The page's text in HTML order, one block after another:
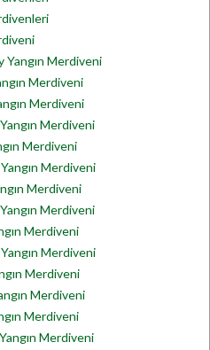
Merdiveni
Merdiveni
Merdiveni
Merdiveni
Merdiveni
Merdiveni
Merdiveni
Merdiveni
Merdiveni
Merdiveni
Merdiveni
Merdiveni
Merdiveni
Merdiveni